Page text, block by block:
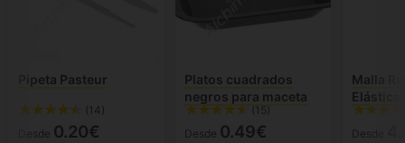
Pipeta Pasteur
(14)
Desde 0.20€
Platos cuadrados
negros para maceta
(15)
Desde 0.49€
Malla
Elástica
Desde